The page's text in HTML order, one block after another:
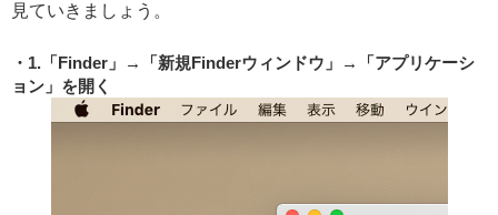
見ていきましょう。
1.「Finder」→「新規Finderウィンドウ」→「アプリケーシ
ョン」を開く